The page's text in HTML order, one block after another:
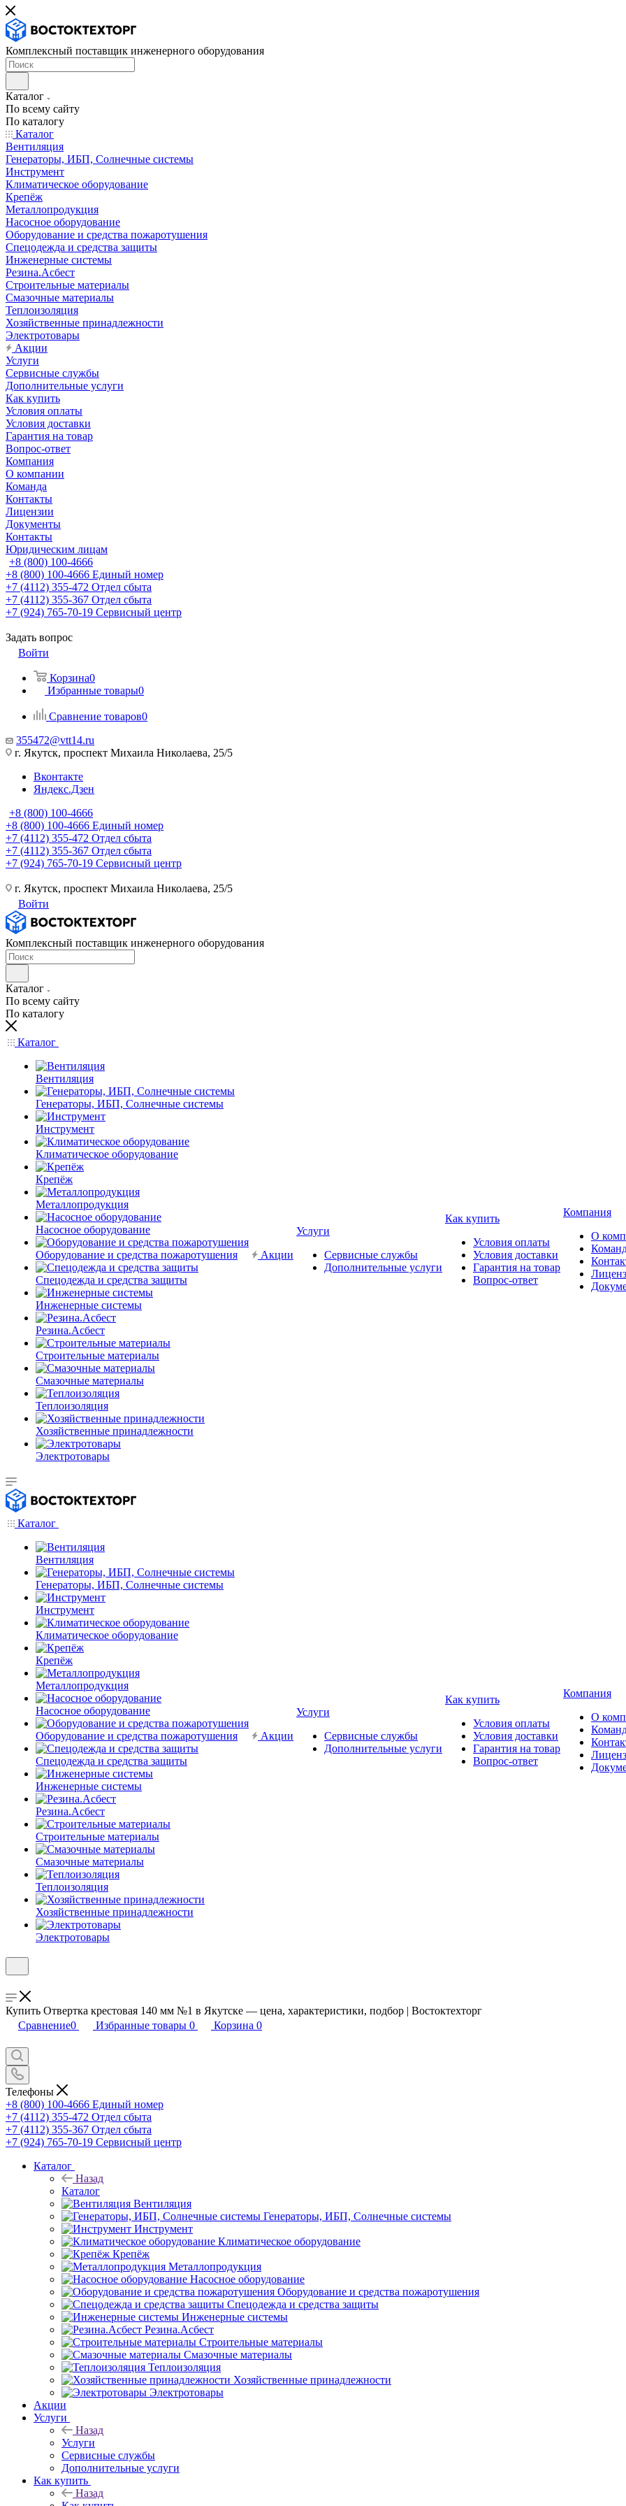
Комплексный поставщик инженерного оборудования
Каталог
По всему сайту
По каталогу
Каталог
Вентиляция
Генераторы, ИБП, Солнечные системы
Инструмент
Климатическое оборудование
Крепёж
Металлопродукция
Насосное оборудование
Оборудование и средства пожаротушения
Спецодежда и средства защиты
Инженерные системы
Резина.Асбест
Строительные материалы
Смазочные материалы
Теплоизоляция
Хозяйственные принадлежности
Электротовары
Акции
Услуги
Сервисные службы
Дополнительные услуги
Как купить
Условия оплаты
Условия доставки
Гарантия на товар
Вопрос-ответ
Компания
О компании
Команда
Контакты
Лицензии
Документы
Контакты
Юридическим лицам
+8 (800) 100-4666
+8 (800) 100-4666 Единый номер
+7 (4112) 355-472 Отдел сбыта
+7 (4112) 355-367 Отдел сбыта
+7 (924) 765-70-19 Сервисный центр
Задать вопрос
Войти
Корзина0
Избранные товары0
Сравнение товаров0
355472@vtt14.ru
г. Якутск, проспект Михаила Николаева, 25/5
Вконтакте
Яндекс.Дзен
+8 (800) 100-4666
+8 (800) 100-4666 Единый номер
+7 (4112) 355-472 Отдел сбыта
+7 (4112) 355-367 Отдел сбыта
+7 (924) 765-70-19 Сервисный центр
г. Якутск, проспект Михаила Николаева, 25/5
Войти
Комплексный поставщик инженерного оборудования
Каталог
По всему сайту
По каталогу
Каталог
Вентиляция
Генераторы, ИБП, Солнечные системы
Инструмент
Климатическое оборудование
Крепёж
Металлопродукция
Насосное оборудование
Оборудование и средства пожаротушения
Спецодежда и средства защиты
Инженерные системы
Резина.Асбест
Строительные материалы
Смазочные материалы
Теплоизоляция
Хозяйственные принадлежности
Электротовары
Акции
Услуги
Сервисные службы
Дополнительные услуги
Как купить
Условия оплаты
Условия доставки
Гарантия на товар
Вопрос-ответ
Компания
О
Каталог
Вентиляция
Генераторы, ИБП, Солнечные системы
Инструмент
Климатическое оборудование
Крепёж
Металлопродукция
Насосное оборудование
Оборудование и средства пожаротушения
Спецодежда и средства защиты
Инженерные системы
Резина.Асбест
Строительные материалы
Смазочные материалы
Теплоизоляция
Хозяйственные принадлежности
Электротовары
Акции
Услуги
Сервисные службы
Дополнительные услуги
Как купить
Условия оплаты
Условия доставки
Гарантия на товар
Вопрос-ответ
Компания
О
Купить Отвертка крестовая 140 мм №1 в Якутске — цена, характеристики, подбор | Востоктехторг
Сравнение0 Избранные товары 0 Корзина 0
Телефоны
+8 (800) 100-4666 Единый номер
+7 (4112) 355-472 Отдел сбыта
+7 (4112) 355-367 Отдел сбыта
+7 (924) 765-70-19 Сервисный центр
Каталог
Назад
Каталог
Вентиляция
Генераторы, ИБП, Солнечные системы
Инструмент
Климатическое оборудование
Крепёж
Металлопродукция
Насосное оборудование
Оборудование и средства пожаротушения
Спецодежда и средства защиты
Инженерные системы
Резина.Асбест
Строительные материалы
Смазочные материалы
Теплоизоляция
Хозяйственные принадлежности
Электротовары
Акции
Услуги
Назад
Услуги
Сервисные службы
Дополнительные услуги
Как купить
Назад